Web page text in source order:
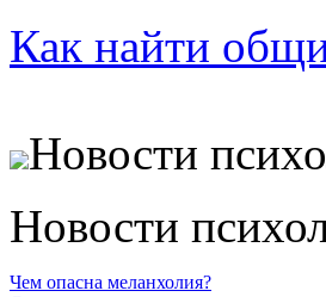
Как найти
Новости
Новости
Чем опасна меланхолия?